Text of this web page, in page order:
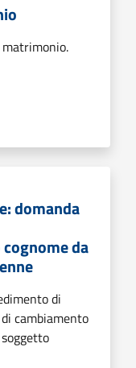
domanda
da
di
cambiamento